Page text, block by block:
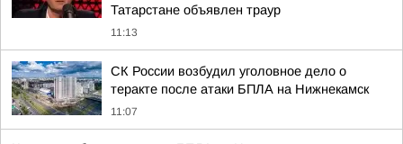
Татарстане объявлен траур
11:13
СК России возбудил уголовное дело о
теракте после атаки БПЛА на Нижнекамск
11:07